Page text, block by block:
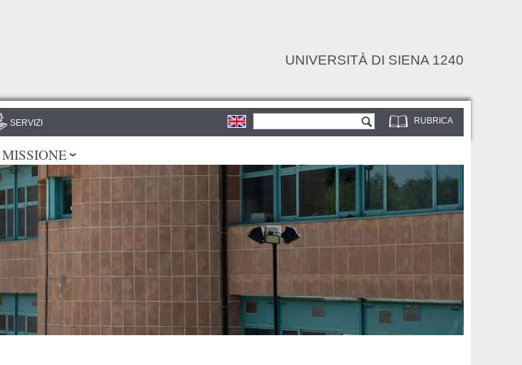
UNIVERSITÀ DI SIENA 1240
RUBRICA
Form di ricerca
SERVIZI